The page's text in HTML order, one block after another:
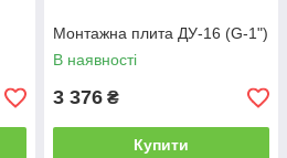
Монтажна плита ДУ-16 (G-1")
В наявності
3 376 ₴
Купити